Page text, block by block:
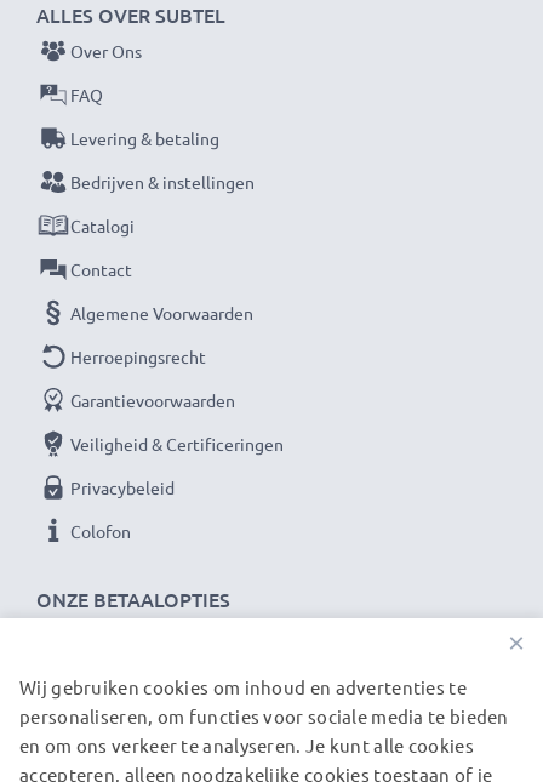
Lengte van de kabel:
Kabel Materiaal
Connector materiaal
★ 3 jaar garantie ★
Als internationale speciaalzaak sinds 2004 weten wij,
waar het bij hoogwaardige producten om draait.
Daarom verlenen wij een garantie van 36 maanden!
ONZE BETAALOPTIES
ALLES OVER SUBTEL
Over Ons
FAQ
Levering & betaling
Bedrijven & instellingen
Catalogi
Contact
Algemene Voorwaarden
Herroepingsrecht
Garantievoorwaarden
Veiligheid & Certificeringen
Privacybeleid
Colofon
ONZE VERZENDPARTNERS
×
Wij gebruiken cookies om inhoud en advertenties te
personaliseren, om functies voor sociale media te bieden
en om ons verkeer te analyseren. Je kunt alle cookies
accepteren, alleen noodzakelijke cookies toestaan of je